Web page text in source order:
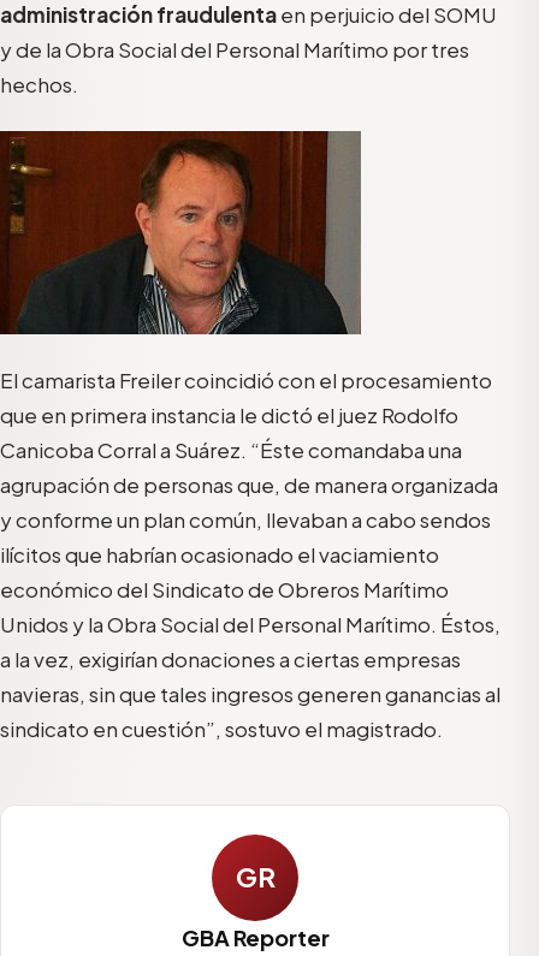
administración fraudulentaen perjuicio del SOMU
y de la Obra Social del Personal Marítimo por tres
hechos.
El camarista Freiler coincidió con el procesamiento
que en primera instancia le dictó el juez Rodolfo
Canicoba Corral a Suárez. “Éste comandaba una
agrupación de personas que, de manera organizada
y conforme un plan común, llevaban a cabo sendos
ilícitos que habrían ocasionado el vaciamiento
económico del Sindicato de Obreros Marítimo
Unidos y la Obra Social del Personal Marítimo. Éstos,
a la vez, exigirían donaciones a ciertas empresas
navieras, sin que tales ingresos generen ganancias al
sindicato en cuestión”, sostuvo el magistrado.
GR
GBA Reporter